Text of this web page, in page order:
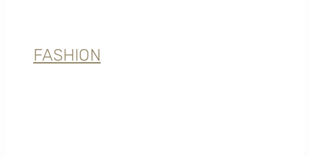
FASHION